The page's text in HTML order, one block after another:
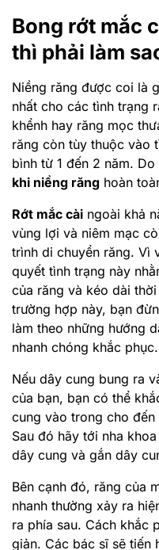
Bong rớt mắc
thì phải làm
Niềng răng được coi là
nhất cho các tình trạng
khểnh hay răng mọc
răng còn tùy thuộc vào
bình từ 1 đến 2 năm.
khi niềng răng hoàn
Rớt mắc cài ngoài khả
vùng lợi và niêm mạc
trình di chuyển răng. Vì
quyết tình trạng này
của răng và kéo dài
trường hợp này, bạn
làm theo những hướng
nhanh chóng khắc phục.
Nếu dây cung bung ra
của bạn, bạn có thể
cung vào trong cho
Sau đó hãy tới nha
dây cung và gắn dây
Bên cạnh đó, răng của
nhanh thường xảy ra
ra phía sau. Cách khắc
giản. Các bác sĩ sẽ tiến